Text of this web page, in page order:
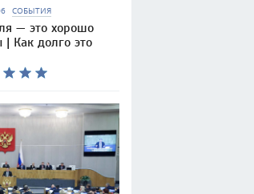
СОБЫТИЯ
— это хорошо
Как долго это